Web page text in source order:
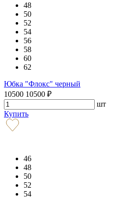
48
50
52
54
56
58
60
62
Юбка "Флокс" черный
10500 10500 ₽
шт
Купить
46
48
50
52
54